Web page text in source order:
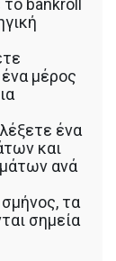
bankroll
μέρος
ένα
και
ανά
τα
σημεία